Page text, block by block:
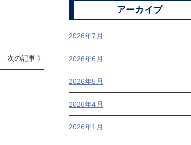
次の記事 》
アーカイブ
2026年7月
2026年6月
2026年5月
2026年4月
2026年1月